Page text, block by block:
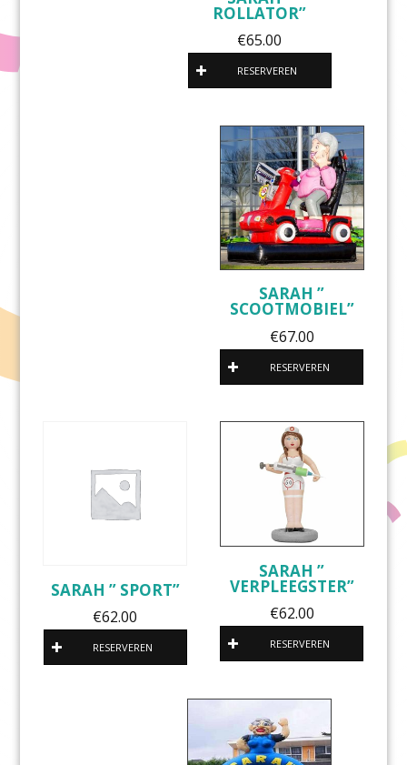
ROLLATOR”
€65.00
RESERVEREN
SARAH ”
SCOOTMOBIEL”
€67.00
RESERVEREN
SARAH ” SPORT”
€62.00
RESERVEREN
SARAH ”
VERPLEEGSTER”
€62.00
RESERVEREN